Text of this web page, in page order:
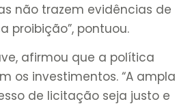
não trazem evidências de
proibição”, pontuou.
afirmou que a política
os investimentos. “A ampla
de licitação seja justo e